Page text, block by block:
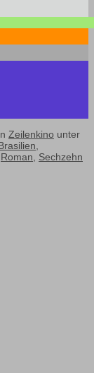
Zeilenkino unter
,
Roman, Sechzehn